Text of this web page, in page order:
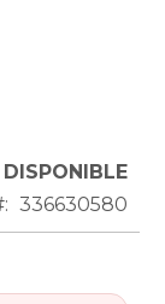
336630580